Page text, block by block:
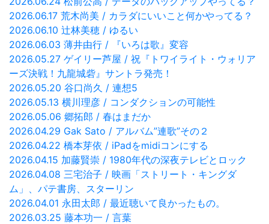
2026.06.17 荒木尚美 / カラダにいいこと何かやってる？
2026.06.10 辻林美穂 / ゆるい
2026.06.03 薄井由行 / 『いろは歌』変容
2026.05.27 ゲイリー芦屋 / 祝『トワイライト・ウォリア
ーズ決戦！九龍城砦』サントラ発売！
2026.05.20 谷口尚久 / 連想5
2026.05.13 横川理彦 / コンダクションの可能性
2026.05.06 郷拓郎 / 春はまだか
2026.04.29 Gak Sato / アルバム”連歌”その２
2026.04.22 橋本芽依 / iPadをmidiコンにする
2026.04.15 加藤賢崇 / 1980年代の深夜テレビとロック
2026.04.08 三宅治子 / 映画「ストリート・キングダ
ム」、パテ書房、スターリン
2026.04.01 永田太郎 / 最近聴いて良かったもの。
2026.03.25 藤本功一 / 言葉